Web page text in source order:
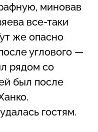
миновав
все-таки
же опасно
углового —
рядом со
был после
гостям.